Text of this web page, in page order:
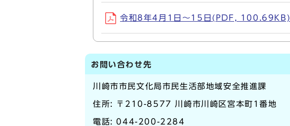
令和8年4月1日～15日(PDF, 100.69KB)
お問い合わせ先
川崎市市民文化局市民生活部地域安全推進課
住所: 〒210-8577 川崎市川崎区宮本町1番地
電話: 044-200-2284